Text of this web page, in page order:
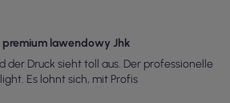
premium lawendowy Jhk
der Druck sieht toll aus. Der professionelle
Es lohnt sich, mit Profis